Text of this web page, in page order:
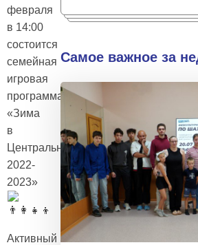
февраля
в 14:00
состоится
семейная
игровая
программа
«Зима
в
Центральном
2022-
2023»
Активный
Самое важное за